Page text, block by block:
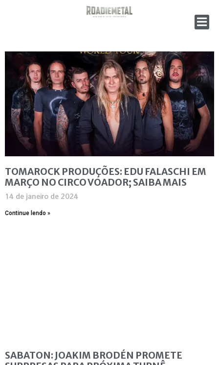
TOMAROCK PRODUÇÕES: EDU FALASCHI EM
MARÇO NO CIRCO VOADOR; SAIBA MAIS
14 de janeiro de 2024
Continue lendo »
SABATON: JOAKIM BRODÉN PROMETE